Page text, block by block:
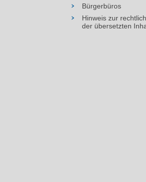
Bürgerbüros
Hinweis zur
der übersetzten